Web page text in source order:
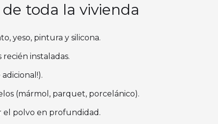
toda la vivienda
yeso, pintura y silicona.
recién instaladas.
(mármol, parquet, porcelánico).
el polvo en profundidad.